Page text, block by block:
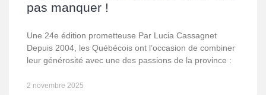
pas manquer !
Une 24e édition prometteuse Par Lucia Cassagnet
Depuis 2004, les Québécois ont l’occasion de combiner
leur générosité avec une des passions de la province :
2 novembre 2025